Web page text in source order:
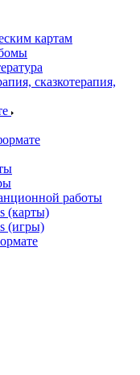
картам
сказкотерапия,
работы
(карты)
(игры)